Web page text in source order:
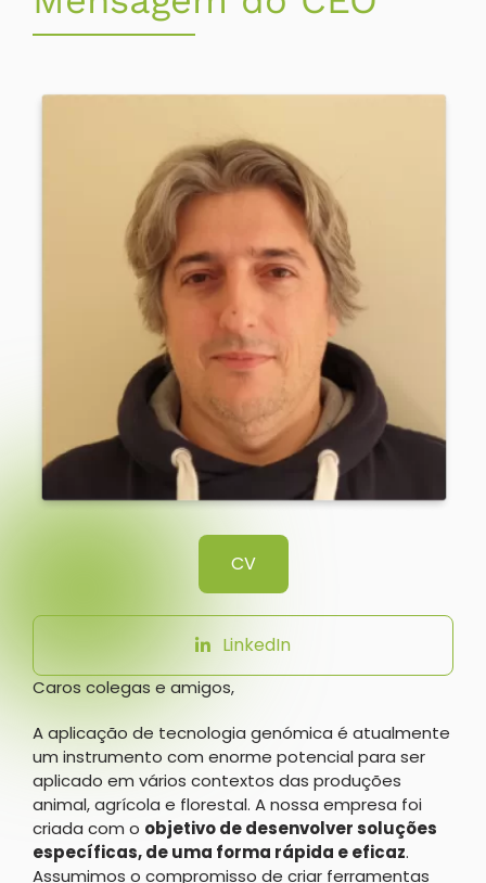
CV
LinkedIn
Caros colegas e amigos,
A aplicação de tecnologia genómica é atualmente
um instrumento com enorme potencial para ser
aplicado em vários contextos das produções
animal, agrícola e florestal. A nossa empresa foi
criada com o objetivo de desenvolver soluções
específicas, de uma forma rápida e eficaz.
Assumimos o compromisso de criar ferramentas